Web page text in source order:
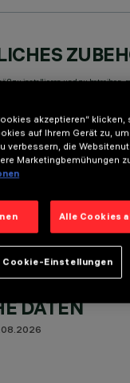
zu installieren und zu betreiben,
DATEN
akzeptieren“
auf Ihrem Gerät zu,
verbessern, die
Marketingbemühungen
Alle Cookies
Cookie-Einstellungen